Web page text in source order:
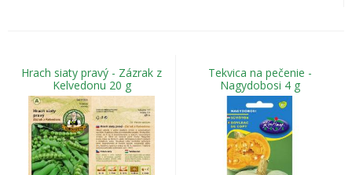
Hrach siaty pravý - Zázrak z
Kelvedonu 20 g
Tekvica na pečenie -
Nagydobosi 4 g